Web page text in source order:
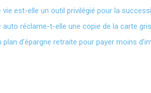
vie est-elle un outil privilégié pour la
auto réclame-t-elle une copie de la carte
d’épargne retraite pour payer moins